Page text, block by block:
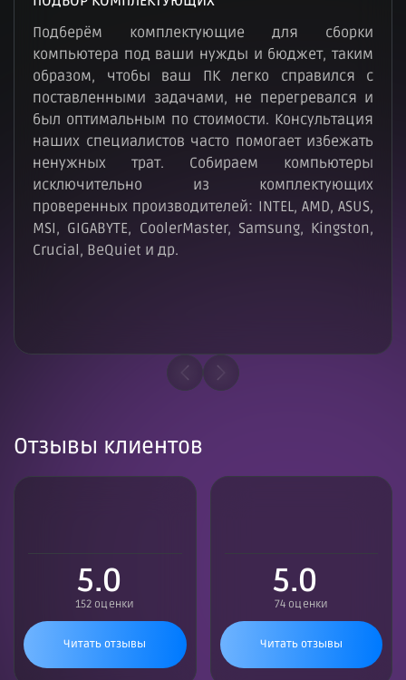
Подберём комплектующие для сборки
компьютера под ваши нужды и бюджет, таким
образом, чтобы ваш ПК легко справился с
поставленными задачами, не перегревался и
был оптимальным по стоимости. Консультация
наших специалистов часто помогает избежать
ненужных трат. Собираем компьютеры
исключительно из комплектующих
проверенных производителей: INTEL, AMD, ASUS,
MSI, GIGABYTE, CoolerMaster, Samsung, Kingston,
Crucial, BeQuiet и др.
Отзывы клиентов
5.0
152 оценки
Читать отзывы
5.0
74 оценки
Читать отзывы